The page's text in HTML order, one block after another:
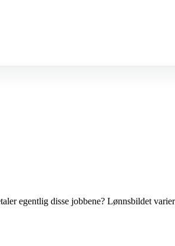
egentlig disse jobbene? Lønnsbildet